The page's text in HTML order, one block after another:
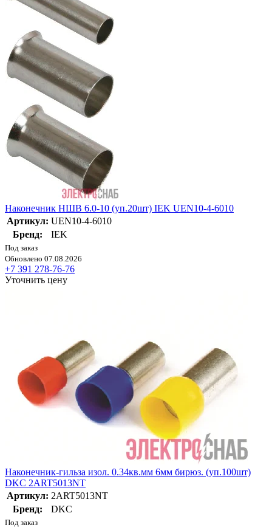
Наконечник НШВ 6.0-10 (уп.20шт) IEK UEN10-4-6010
Артикул: UEN10-4-6010
Бренд:
IEK
Под заказ
Обновлено 07.08.2026
+7 391 278-76-76
Уточнить цену
Наконечник-гильза изол. 0.34кв.мм 6мм бирюз. (уп.100шт)
DKC 2ART5013NT
Артикул: 2ART5013NT
Бренд:
DKC
Под заказ